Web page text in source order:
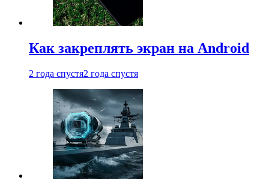
Как закреплять экран на Android
2 года спустя2 года спустя